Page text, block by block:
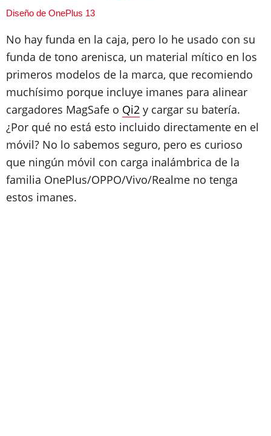
Diseño de OnePlus 13
No hay funda en la caja, pero lo he usado con su
funda de tono arenisca, un material mítico en los
primeros modelos de la marca, que recomiendo
muchísimo porque incluye imanes para alinear
cargadores MagSafe o Qi2 y cargar su batería.
¿Por qué no está esto incluido directamente en el
móvil? No lo sabemos seguro, pero es curioso
que ningún móvil con carga inalámbrica de la
familia OnePlus/OPPO/Vivo/Realme no tenga
estos imanes.